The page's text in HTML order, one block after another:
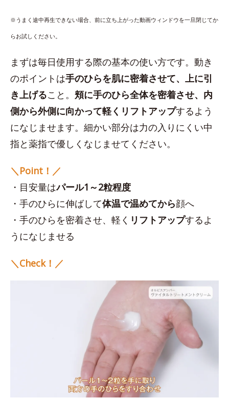
※うまく途中再生できない場合、前に立ち上がった動画ウィンドウを一旦閉じてか
らお試しください。
まずは毎日使用する際の基本の使い方です。動き
のポイントは手のひらを肌に密着させて、上に引
き上げること。 頬に手のひら全体を密着させ、内
側から外側に向かって軽くリフトアップするよう
になじませます。細かい部分は力の入りにくい中
指と薬指で優しくなじませてください。
＼Point！／
・目安量はパール1～2粒程度
・手のひらに伸ばして体温で温めてから顔へ
・手のひらを密着させ、軽く リフトアップするよ
うになじませる
＼Check！／